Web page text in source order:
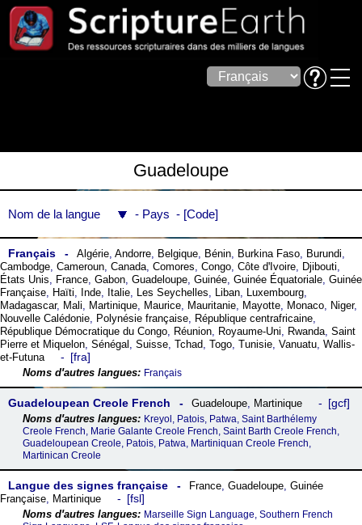
Guadeloupe
Nom de la langue Pays Code
Français Algérie, Andorre, Belgique, Bénin, Burkina Faso, Burundi,
Cambodge, Cameroun, Canada, Comores, Congo, Côte dꞌIvoire, Djibouti,
États Unis, France, Gabon, Guadeloupe, Guinée, Guinée Équatoriale, Guinée
Française, Haïti, Inde, Italie, Les Seychelles, Liban, Luxembourg,
Madagascar, Mali, Martinique, Maurice, Mauritanie, Mayotte, Monaco, Niger,
Nouvelle Calédonie, Polynésie française, République centrafricaine,
République Démocratique du Congo, Réunion, Royaume-Uni, Rwanda, Saint
Pierre et Miquelon, Sénégal , Suisse, Tchad, Togo, Tunisie, Vanuatu, Wallis-
et-Futuna
fra
Français
Guadeloupean Creole French Guadeloupe, Martinique gcf
Kreyol, Patois, Patwa, Saint Barthélemy
Creole French, Marie Galante Creole French, Saint Barth Creole French,
Guadeloupean Creole, Patois, Patwa, Martiniquan Creole French,
Martinican Creole
Langue des signes française France, Guadeloupe, Guinée
Française, Martinique fsl
Marseille Sign Language, Southern French